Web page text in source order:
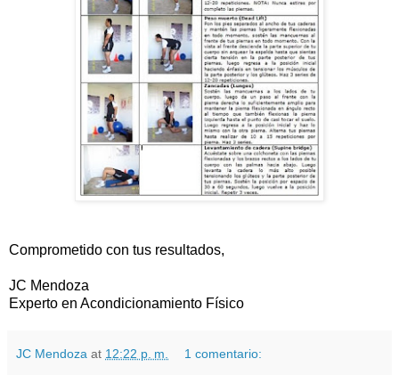
Comprometido con tus resultados,
JC Mendoza
Experto en Acondicionamiento Físico
JC Mendoza at 12:22 p. m. 1 comentario: